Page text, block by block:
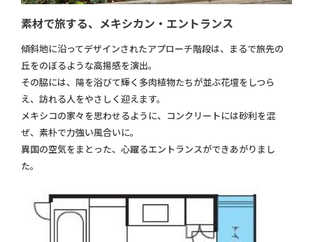
素材で旅する、メキシカン・エントランス
傾斜地に沿ってデザインされたアプローチ階段は、まるで旅先の
丘をのぼるような高揚感を演出。
その脇には、陽を浴びて輝く多肉植物たちが並ぶ花壇をしつら
え、訪れる人をやさしく迎えます。
メキシコの家々を思わせるように、コンクリートには砂利を混
ぜ、素朴で力強い風合いに。
異国の空気をまとった、心躍るエントランスができあがりまし
た。